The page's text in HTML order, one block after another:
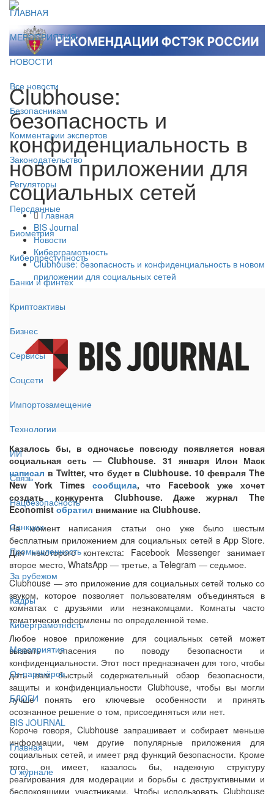
ГЛАВНАЯ
МЕРОПРИЯТИЯ
НОВОСТИ
Все новости
Безопасникам
Комментарии экспертов
Законодательство
Регуляторы
Персданные
Биометрия
Киберпреступность
Банки и финтех
Криптоактивы
Бизнес
Сервисы
Соцсети
Импортозамещение
Технологии
ИИ
Связь
Нацбезопасность
Санкции
Промышленность
За рубежом
Кадры
Киберграмотность
Мероприятия
От партнёров
БЛОГИ
BIS JOURNAL
Главная
О журнале
Clubhouse:
безопасность и
конфиденциальность в
новом приложении для
социальных сетей
Главная
BIS Journal
Новости
Киберграмотность
Clubhouse: безопасность и конфиденциальность в новом
приложении для социальных сетей
Казалось бы, в одночасье повсюду появляется новая
социальная сеть — Clubhouse. 31 января Илон Маск
написал в Twitter, что будет в Clubhouse. 10 февраля The
New York Times сообщила, что Facebook уже хочет
создать конкурента Clubhouse. Даже журнал The
Economistобратил внимание на Clubhouse.
На момент написания статьи оно уже было шестым
бесплатным приложением для социальных сетей в App Store.
Для некоторого контекста: Facebook Messenger занимает
второе место, WhatsApp — третье, а Telegram — седьмое.
Clubhouse — это приложение для социальных сетей только со
звуком, которое позволяет пользователям объединяться в
комнатах с друзьями или незнакомцами. Комнаты часто
тематически оформлены по определенной теме.
Любое новое приложение для социальных сетей может
вызвать опасения по поводу безопасности и
конфиденциальности. Этот пост предназначен для того, чтобы
дать вам быстрый содержательный обзор безопасности,
защиты и конфиденциальности Clubhouse, чтобы вы могли
лучше понять его ключевые особенности и принять
осознанное решение о том, присоединяться или нет.
Короче говоря, Clubhouse запрашивает и собирает меньше
информации, чем другие популярные приложения для
социальных сетей, и имеет ряд функций безопасности. Кроме
того, он имеет, казалось бы, надежную структуру
реагирования для модерации и борьбы с деструктивными и
беспокоящими участниками. Чтобы использовать Clubhouse